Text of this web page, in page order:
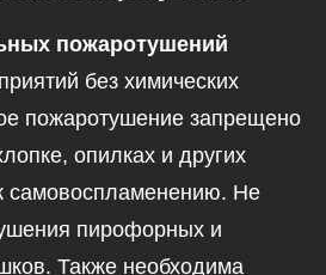
пожаротушений
без химических
пожаротушение запрещено
опилках и других
самовоспламенению. Не
пирофорных и
Также необходима